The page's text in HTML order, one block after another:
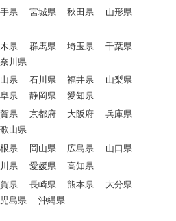
県 宮城県 秋田県
山形県
県 群馬県 埼玉県
千葉県
川県
県 石川県 福井県
山梨県
県 静岡県 愛知県
県 京都府 大阪府
兵庫県
山県
県 岡山県 広島県 山口県
県 愛媛県 高知県
県 長崎県 熊本県
大分県
島県 沖縄県